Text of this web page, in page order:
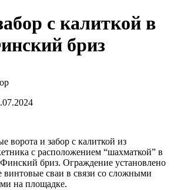
с калиткой в
бриз
ворота и забор с калиткой из
с расположением “шахматкой” в
бриз. Ограждение установлено
сваи в связи со сложными
на площадке.